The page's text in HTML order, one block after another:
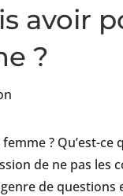
avoir
?
? Qu’est-
de ne pas les
de questions